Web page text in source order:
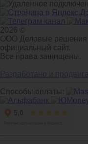
2026 ©
ООО Деловые решения
официальный сайт.
Все права защищены.
Способы оплаты: